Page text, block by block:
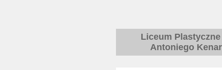
Liceum
Antoniego